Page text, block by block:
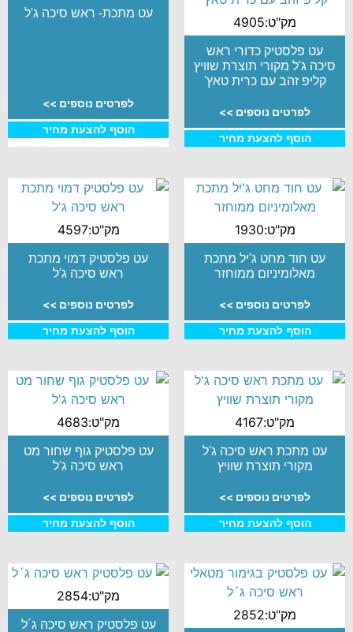
מק"ט:4905
עט פלסטיק כדורי ראש
סיכה ג'ל מקורי תוצרת שוויץ
קליפ זהב עם כרית טאץ'
לפרטים נוספים >>
הוסף להצעת מחיר
עט מתכת- ראש סיכה ג'ל
לפרטים נוספים >>
הוסף להצעת מחיר
מק"ט:1930
עט חוד מחט ג'יל מתכת
מאלומיניום ממוחזר
לפרטים נוספים >>
הוסף להצעת מחיר
מק"ט:4597
עט פלסטיק דמוי מתכת
ראש סיכה ג'ל
לפרטים נוספים >>
הוסף להצעת מחיר
מק"ט:4167
עט מתכת ראש סיכה ג'ל
מקורי תוצרת שוויץ
לפרטים נוספים >>
הוסף להצעת מחיר
מק"ט:4683
עט פלסטיק גוף שחור מט
ראש סיכה ג'ל
לפרטים נוספים >>
הוסף להצעת מחיר
מק"ט:2852
מק"ט:2854
עט פלסטיק ראש סיכה ג´ל